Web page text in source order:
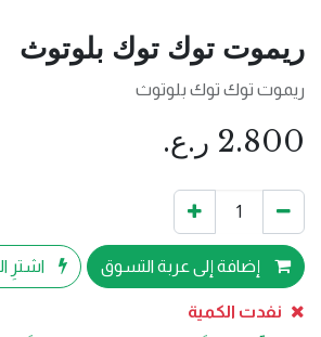
ريموت توك توك بلوتوث
ريموت توك توك بلوتوث
2.800 ر.ع.
إضافة إلى عربة التسوق اشترِ
نفدت الكمية